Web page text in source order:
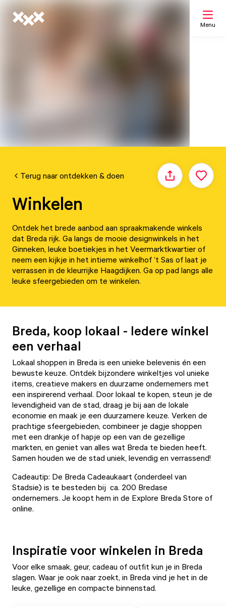
Menu
Terug naar ontdekken & doen Delen
Winkelen
Ontdek het brede aanbod aan spraakmakende winkels
dat Breda rijk. Ga langs de mooie designwinkels in het
Ginneken, leuke boetiekjes in het Veermarktkwartier of
neem een kijkje in het intieme winkelhof ’t Sas of laat je
verrassen in de kleurrijke Haagdijken. Ga op pad langs alle
leuke sfeergebieden om te winkelen.
Breda, koop lokaal - Iedere winkel
een verhaal
Lokaal shoppen in Breda is een unieke belevenis én een
bewuste keuze. Ontdek bijzondere winkeltjes vol unieke
items, creatieve makers en duurzame ondernemers met
een inspirerend verhaal. Door lokaal te kopen, steun je de
levendigheid van de stad, draag je bij aan de lokale
economie en maak je een duurzamere keuze. Verken de
prachtige sfeergebieden, combineer je dagje shoppen
met een drankje of hapje op een van de gezellige
markten, en geniet van alles wat Breda te bieden heeft.
Samen houden we de stad uniek, levendig en verrassend!
Cadeautip: De Breda Cadeaukaart (onderdeel van
Stadsie) is te besteden bij ca. 200 Bredase
ondernemers. Je koopt hem in de Explore Breda Store of
online.
Inspiratie voor winkelen in Breda
Voor elke smaak, geur, cadeau of outfit kun je in Breda
slagen. Waar je ook naar zoekt, in Breda vind je het in de
leuke, gezellige en compacte binnenstad.